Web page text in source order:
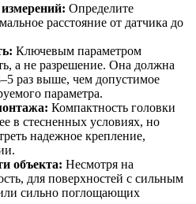
Определите
расстояние от датчика до
Ключевым параметром
а не разрешение. Она должна
раз выше, чем допустимое
параметра.
Компактность головки
в стесненных условиях, но
надежное крепление,
объекта: Несмотря на
для поверхностей с сильным
сильно поглощающих